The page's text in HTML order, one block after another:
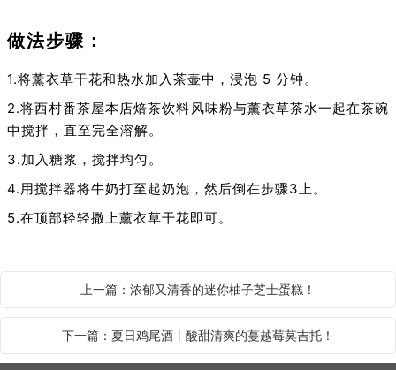
做法步骤：
1.将薰衣草干花和热水加入茶壶中，浸泡 5 分钟。
2.将西村番茶屋本店焙茶饮料风味粉与薰衣草茶水一起在茶碗
中搅拌，直至完全溶解。
3.加入糖浆，搅拌均匀。
4.用搅拌器将牛奶打至起奶泡，然后倒在步骤3上。
5.在顶部轻轻撒上薰衣草干花即可。
上一篇：浓郁又清香的迷你柚子芝士蛋糕！
下一篇：夏日鸡尾酒丨酸甜清爽的蔓越莓莫吉托！